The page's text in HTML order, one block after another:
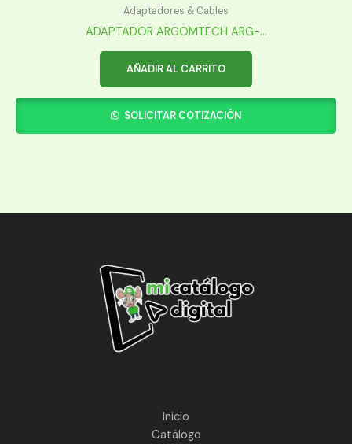
Adaptadores & Cables
ADAPTADOR ARGOMTECH ARG-...
AÑADIR AL CARRITO
SOLICITAR COTIZACIÓN
Inicio
Catálogo